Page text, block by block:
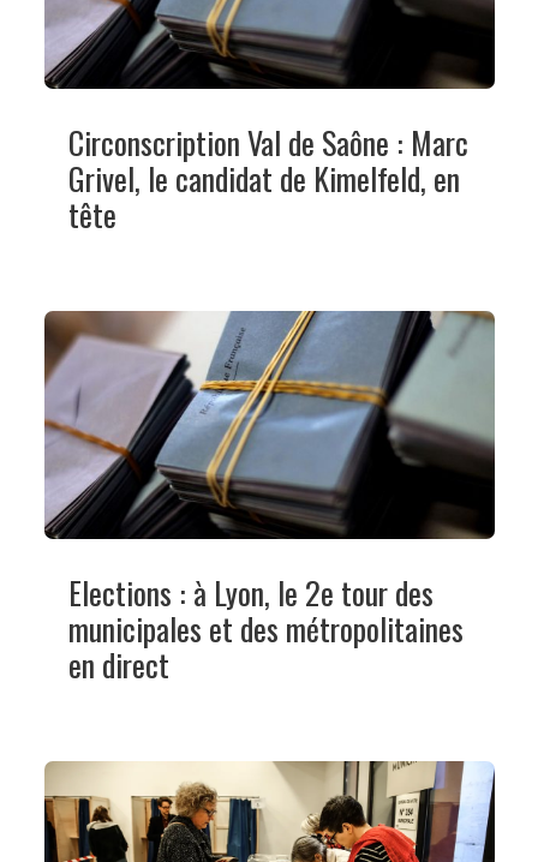
Circonscription Val de Saône : Marc
Grivel, le candidat de Kimelfeld, en
tête
Elections : à Lyon, le 2e tour des
municipales et des métropolitaines
en direct